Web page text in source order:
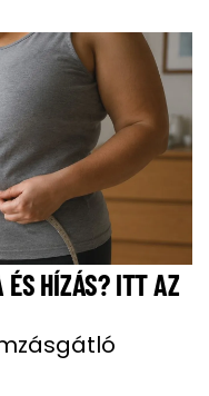
ÉS HÍZÁS? ITT AZ